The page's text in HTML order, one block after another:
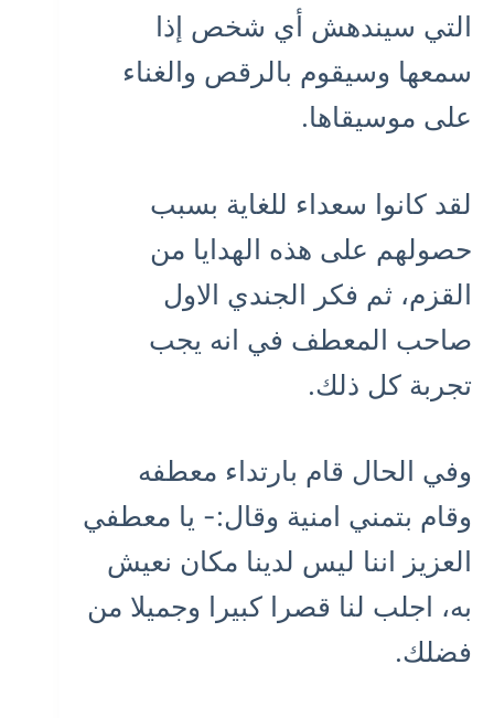
التي سيندهش أي شخص إذا
سمعها وسيقوم بالرقص والغناء
على موسيقاها.
لقد كانوا سعداء للغاية بسبب
حصولهم على هذه الهدايا من
القزم، ثم فكر الجندي الاول
صاحب المعطف في انه يجب
تجربة كل ذلك.
وفي الحال قام بارتداء معطفه
وقام بتمني امنية وقال:- يا معطفي
العزيز اننا ليس لدينا مكان نعيش
به، اجلب لنا قصرا كبيرا وجميلا من
فضلك.